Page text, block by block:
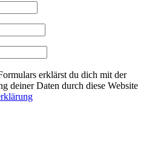
erklärst du dich mit der
deiner Daten durch diese Website